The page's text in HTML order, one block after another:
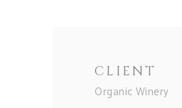
CLIENT
Organic Winery